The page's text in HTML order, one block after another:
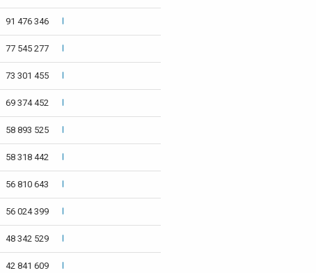
91 476 346
77 545 277
73 301 455
69 374 452
58 893 525
58 318 442
56 810 643
56 024 399
48 342 529
42 841 609